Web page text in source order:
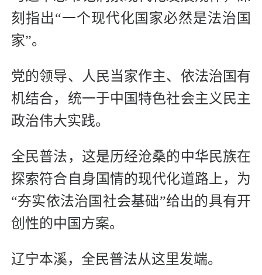
刻指出“一个现代化国家必然是法治国
家”。
党的领导、人民当家作主、依法治国有
机结合，统一于中国特色社会主义民主
政治伟大实践。
全民普法，这是历经沧桑的中华民族在
探索符合自身国情的现代化道路上，为
“夯实依法治国社会基础”给出的具有开
创性的中国方案。
辽宁本溪，全民普法从这里发端。